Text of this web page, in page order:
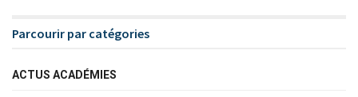
Parcourir par catégories
ACTUS ACADÉMIES